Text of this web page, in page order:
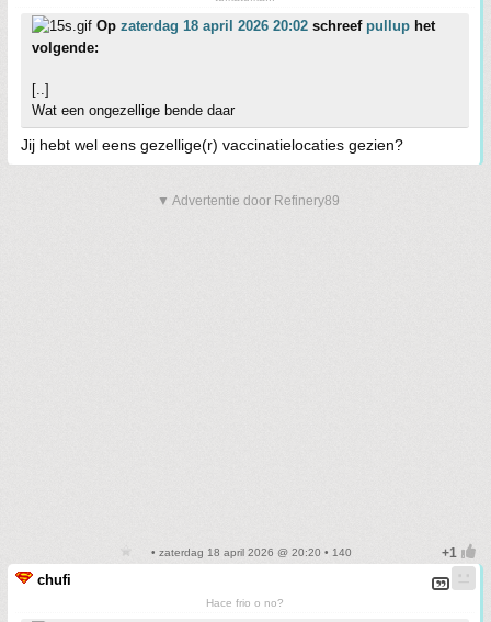
Op zaterdag 18 april 2026 20:02 schreef pullup het
volgende:
[..]
Wat een ongezellige bende daar
Jij hebt wel eens gezellige(r) vaccinatielocaties gezien?
▼ Advertentie door Refinery89
• zaterdag 18 april 2026 @ 20:20 • 140
chufi
Hace frio o no?